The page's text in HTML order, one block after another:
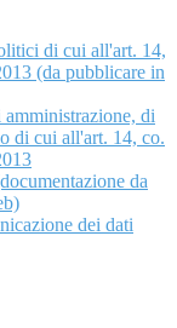
di cui all'art. 14,
(da pubblicare in
di
di cui all'art. 14, co.
da
dei dati